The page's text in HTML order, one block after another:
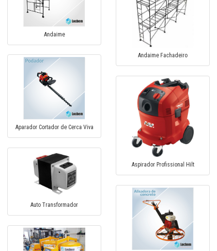
Andaime
Andaime Fachadeiro
Aparador Cortador de Cerca Viva
Aspirador Profissional Hilt
Auto Transformador